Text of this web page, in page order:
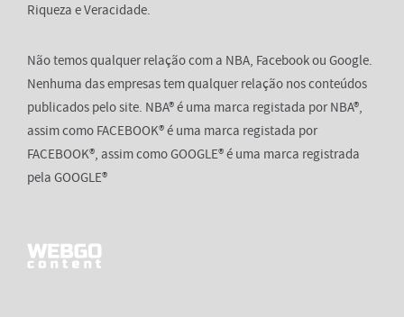
Riqueza e Veracidade.
Não temos qualquer relação com a NBA, Facebook ou Google.
Nenhuma das empresas tem qualquer relação nos conteúdos
publicados pelo site. NBA® é uma marca registada por NBA®,
assim como FACEBOOK® é uma marca registada por
FACEBOOK®, assim como GOOGLE® é uma marca registrada
pela GOOGLE®